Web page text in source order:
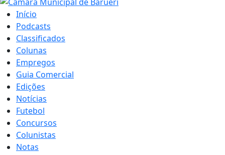
Início
Podcasts
Classificados
Colunas
Empregos
Guia Comercial
Edições
Notícias
Futebol
Concursos
Colunistas
Notas